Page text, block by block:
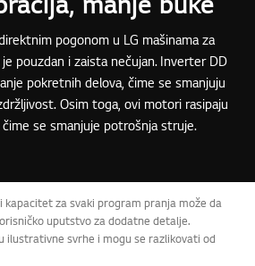
pogonom u LG mašinama za
pouzdan i zaista nečujan. Inverter DD
pokretnih delova, čime se smanjuju
Osim toga, ovi motori rasipaju
se smanjuje potrošnja struje.
za svaki program pranja može da
uputstvo za dodatne detalje.
ilustrativne svrhe i mogu se razlikovati od